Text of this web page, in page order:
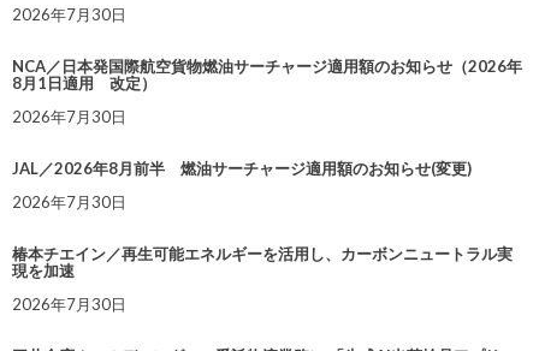
2026年7月30日
NCA／日本発国際航空貨物燃油サーチャージ適用額のお知らせ（2026年
8月1日適用 改定）
2026年7月30日
JAL／2026年8月前半 燃油サーチャージ適用額のお知らせ(変更)
2026年7月30日
椿本チエイン／再生可能エネルギーを活用し、カーボンニュートラル実
現を加速
2026年7月30日